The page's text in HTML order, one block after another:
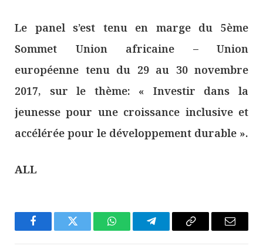
Le panel s’est tenu en marge du 5ème
Sommet Union africaine – Union
européenne tenu du 29 au 30 novembre
2017, sur le thème: « Investir dans la
jeunesse pour une croissance inclusive et
accélérée pour le développement durable ».
ALL
FacebookTwitter WhatsAppTélégrammeCopier
E-